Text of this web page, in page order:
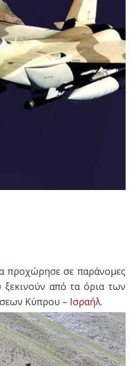
προχώρησε σε παράνομες
ξεκινούν από τα όρια των
Κύπρου – Ισραήλ.